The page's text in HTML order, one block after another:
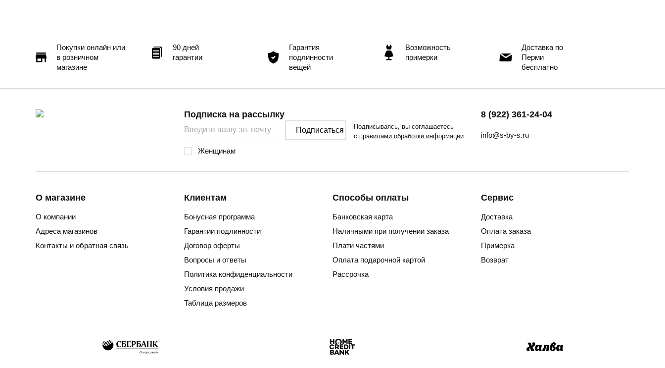
Покупки онлайн или
в розничном
магазине
90 дней
гарантии
Гарантия
подлинности
вещей
Возможность
примерки
Доставка по
Перми
бесплатно
8 (922) 361-24-04
info@s-by-s.ru
Подписка на рассылку
Подписаться
Подписываясь, вы соглашаетесь
с правилами обработки информации
Женщинам
О магазине
О компании
Адреса магазинов
Контакты и обратная связь
Клиентам
Бонусная программа
Гарантии подлинности
Договор оферты
Вопросы и ответы
Политика конфиденциальности
Условия продажи
Таблица размеров
Способы оплаты
Банковская карта
Наличными при получении заказа
Плати частями
Оплата подарочной картой
Рассрочка
Сервис
Доставка
Оплата заказа
Примерка
Возврат